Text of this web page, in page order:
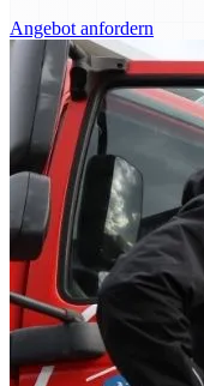
Angebot anfordern